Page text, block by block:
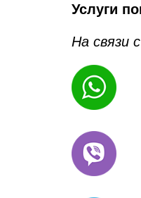
Услуги
На связи